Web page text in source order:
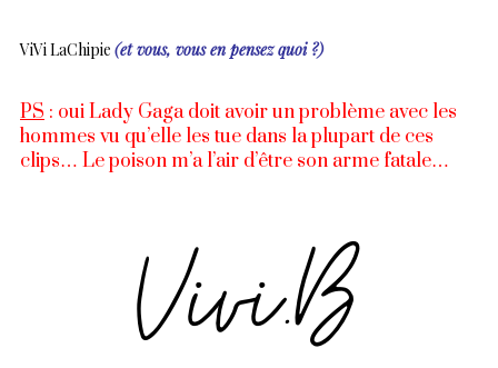
ViVi LaChipie (et vous, vous en pensez quoi ?)
PS : oui Lady Gaga doit avoir un problème avec les
hommes vu qu’elle les tue dans la plupart de ces
clips… Le poison m’a l’air d’être son arme fatale…